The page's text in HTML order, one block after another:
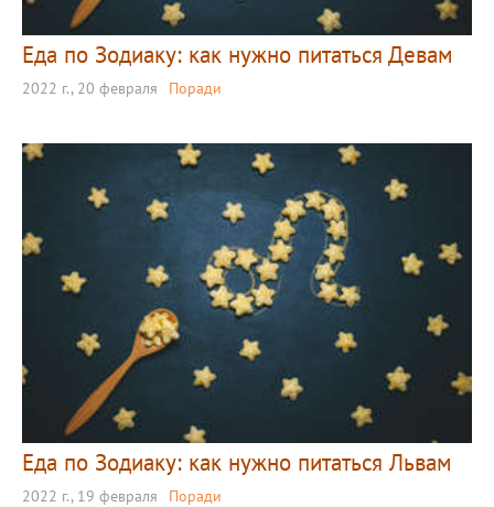
Еда по Зодиаку: как нужно питаться Девам
2022 г., 20 февраля Поради
Еда по Зодиаку: как нужно питаться Львам
2022 г., 19 февраля Поради